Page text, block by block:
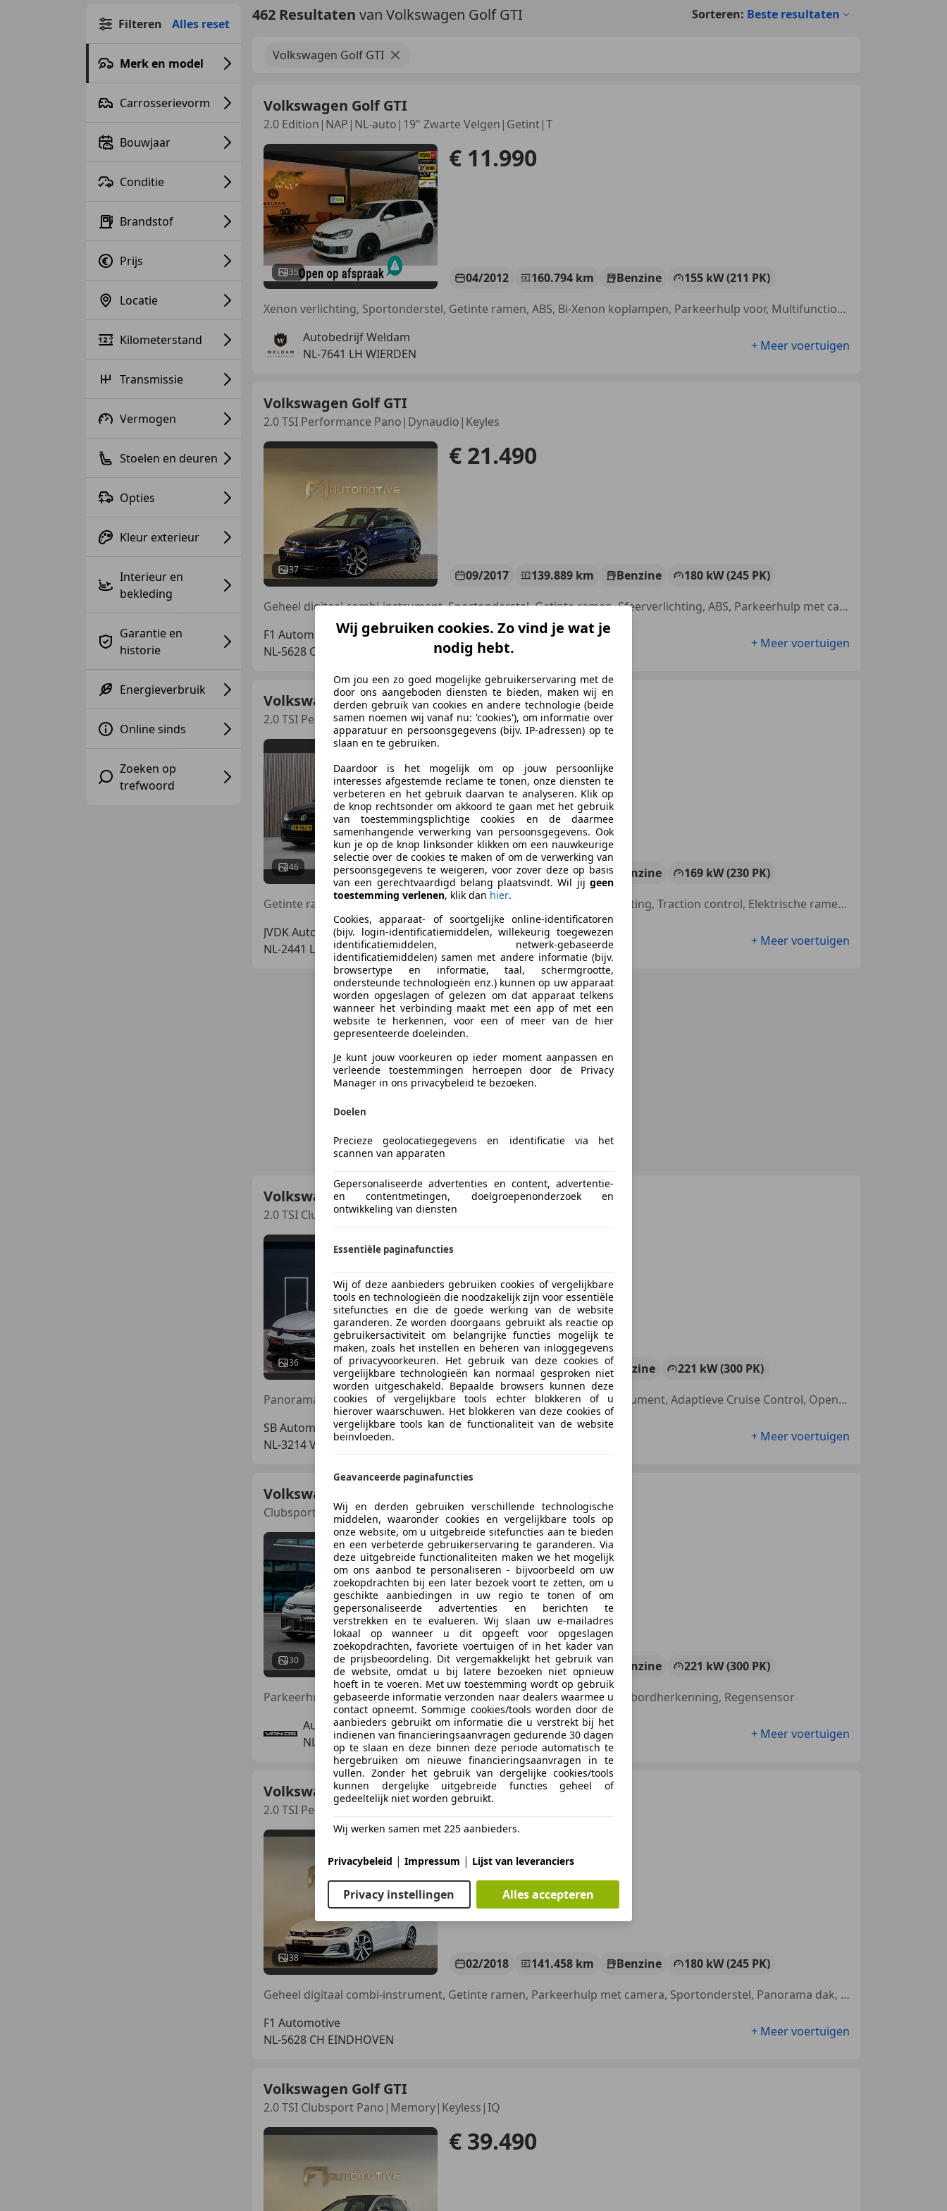
Filteren Alles reset
Merk en model
Carrosserievorm
Bouwjaar
Conditie
Brandstof
Prijs
Locatie
Kilometerstand
Transmissie
Vermogen
Stoelen en deuren
Opties
Kleur exterieur
Interieur en
bekleding
Garantie en
historie
Energieverbruik
Online sinds
Zoeken op
trefwoord
462 Resultaten van Volkswagen Golf GTI Sorteren: Beste resultaten
Volkswagen Golf GTI
Volkswagen Golf GTI
2.0 Edition|NAP|NL-auto|19" Zwarte Velgen|Getint|T
35
€ 11.990
04/2012 160.794 km Benzine
155 kW (211 PK)
Xenon verlichting, Sportonderstel, Getinte ramen, ABS, Bi-Xenon koplampen, Parkeerhulp voor, Multifunctioneel stuurwiel, Navigatiesysteem
Autobedrijf Weldam
NL-7641 LH WIERDEN
+ Meer voertuigen
Volkswagen Golf GTI
2.0 TSI Performance Pano|Dynaudio|Keyles
37
€ 21.490
09/2017 139.889 km Benzine
180 kW (245 PK)
Geheel digitaal combi-instrument, Sportonderstel, Getinte ramen, Sfeerverlichting, ABS, Parkeerhulp met camera, Skiluik, Stoelverwarming
F1 Automotive
NL-5628 CH EINDHOVEN
+ Meer voertuigen
Volkswagen Golf GTI
2.0 TSI Performance Pano Virtual Led StoelV
46 02/2017 231.371 km Benzine
169 kW (230 PK)
Getinte ramen, Sportonderstel, Parkeerhulp met camera, LED verlichting, Traction control, Elektrische ramen, Parkeerhulp voor, Met onderhoudshistorie
JVDK Autoservice
NL-2441 LC NIEUWVEEN
+ Meer voertuigen
Volkswagen Golf GTI
2.0 TSI Clubsport IQ|Cam|Pano|BOMVOL!
36
€ 31.950
04/2021 61.534 km Benzine
221 kW (300 PK)
Panorama dak, Parkeerhulp met camera, Geheel digitaal combi-instrument, Adaptieve Cruise Control, Open dak, Alarm, Sportstoelen, Sportonderstel
SB Automotive B.V.
NL-3214 VP ZUIDLAND
+ Meer voertuigen
Volkswagen Golf GTI
Clubsport | Pano | Harman Kardon | 19 Inch
30
€ 29.995
12/2021 114.486 km Benzine
221 kW (300 PK)
Parkeerhulp voor, Parkeerhulp met camera, Getinte ramen, Verkeersbordherkenning, Regensensor
Autobedrijf Van Os B.V.
NL-5175 AX LOON OP ZAND
+ Meer voertuigen
Volkswagen Golf GTI
2.0 TSI Performance Pano|Keyles|Dyna|DCC
38 02/2018 141.458 km Benzine
180 kW (245 PK)
Geheel digitaal combi-instrument, Getinte ramen, Parkeerhulp met camera, Sportonderstel, Panorama dak, Lichtmetalen velgen, Adaptieve Cruise Control, Keyless Entry
F1 Automotive
NL-5628 CH EINDHOVEN
+ Meer voertuigen
Volkswagen Golf GTI
2.0 TSI Clubsport Pano|Memory|Keyless|IQ
€ 39.490
Wij gebruiken cookies. Zo vind je wat je
nodig hebt.
Om jou een zo goed mogelijke gebruikerservaring met de
door ons aangeboden diensten te bieden, maken wij en
derden gebruik van cookies en andere technologie (beide
samen noemen wij vanaf nu: 'cookies'), om informatie over
apparatuur en persoonsgegevens (bijv. IP-adressen) op te
slaan en te gebruiken.
Daardoor is het mogelijk om op jouw persoonlijke
interesses afgestemde reclame te tonen, onze diensten te
verbeteren en het gebruik daarvan te analyseren. Klik op
de knop rechtsonder om akkoord te gaan met het gebruik
van toestemmingsplichtige cookies en de daarmee
samenhangende verwerking van persoonsgegevens. Ook
kun je op de knop linksonder klikken om een nauwkeurige
selectie over de cookies te maken of om de verwerking van
persoonsgegevens te weigeren, voor zover deze op basis
van een gerechtvaardigd belang plaatsvindt. Wil jij geen
toestemming verlenen, klik dan hier.
Cookies, apparaat- of soortgelijke online-identificatoren
(bijv. login-identificatiemiddelen, willekeurig toegewezen
identificatiemiddelen, netwerk-gebaseerde
identificatiemiddelen) samen met andere informatie (bijv.
browsertype en informatie, taal, schermgrootte,
ondersteunde technologieën enz.) kunnen op uw apparaat
worden opgeslagen of gelezen om dat apparaat telkens
wanneer het verbinding maakt met een app of met een
website te herkennen, voor een of meer van de hier
gepresenteerde doeleinden.
Je kunt jouw voorkeuren op ieder moment aanpassen en
verleende toestemmingen herroepen door de Privacy
Manager in ons privacybeleid te bezoeken.
Doelen
Precieze geolocatiegegevens en identificatie via het
scannen van apparaten
Gepersonaliseerde advertenties en content, advertentie-
en contentmetingen, doelgroepenonderzoek en
ontwikkeling van diensten
Essentiële paginafuncties
Wij of deze aanbieders gebruiken cookies of vergelijkbare
tools en technologieën die noodzakelijk zijn voor essentiële
sitefuncties en die de goede werking van de website
garanderen. Ze worden doorgaans gebruikt als reactie op
gebruikersactiviteit om belangrijke functies mogelijk te
maken, zoals het instellen en beheren van inloggegevens
of privacyvoorkeuren. Het gebruik van deze cookies of
vergelijkbare technologieën kan normaal gesproken niet
worden uitgeschakeld. Bepaalde browsers kunnen deze
cookies of vergelijkbare tools echter blokkeren of u
hierover waarschuwen. Het blokkeren van deze cookies of
vergelijkbare tools kan de functionaliteit van de website
beïnvloeden.
Geavanceerde paginafuncties
Wij en derden gebruiken verschillende technologische
middelen, waaronder cookies en vergelijkbare tools op
onze website, om u uitgebreide sitefuncties aan te bieden
en een verbeterde gebruikerservaring te garanderen. Via
deze uitgebreide functionaliteiten maken we het mogelijk
om ons aanbod te personaliseren - bijvoorbeeld om uw
zoekopdrachten bij een later bezoek voort te zetten, om u
geschikte aanbiedingen in uw regio te tonen of om
gepersonaliseerde advertenties en berichten te
verstrekken en te evalueren. Wij slaan uw e-mailadres
lokaal op wanneer u dit opgeeft voor opgeslagen
zoekopdrachten, favoriete voertuigen of in het kader van
de prijsbeoordeling. Dit vergemakkelijkt het gebruik van
de website, omdat u bij latere bezoeken niet opnieuw
hoeft in te voeren. Met uw toestemming wordt op gebruik
gebaseerde informatie verzonden naar dealers waarmee u
contact opneemt. Sommige cookies/tools worden door de
aanbieders gebruikt om informatie die u verstrekt bij het
indienen van financieringsaanvragen gedurende 30 dagen
op te slaan en deze binnen deze periode automatisch te
hergebruiken om nieuwe financieringsaanvragen in te
vullen. Zonder het gebruik van dergelijke cookies/tools
kunnen dergelijke uitgebreide functies geheel of
gedeeltelijk niet worden gebruikt.
Wij werken samen met 225 aanbieders.
Privacybeleid | Impressum | Lijst van leveranciers
Privacy instellingen Alles accepteren